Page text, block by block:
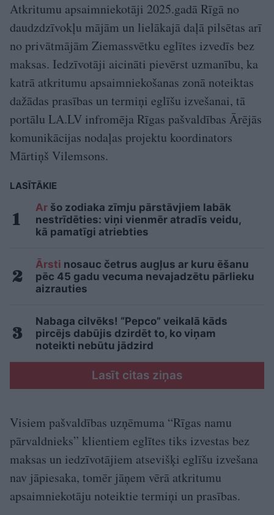
Atkritumu apsaimniekotāji 2025.gadā Rīgā no
daudzdzīvokļu mājām un lielākajā daļā pilsētas arī
no privātmājām Ziemassvētku eglītes izvedīs bez
maksas. Iedzīvotāji aicināti pievērst uzmanību, ka
katrā atkritumu apsaimniekošanas zonā noteiktas
dažādas prasības un termiņi eglīšu izvešanai, tā
portālu LA.LV infromēja Rīgas pašvaldības Ārējās
komunikācijas nodaļas projektu koordinators
Mārtiņš Vilemsons.
LASĪTĀKIE
Ar šo zodiaka zīmju pārstāvjiem labāk
nestrīdēties: viņi vienmēr atradīs veidu,
kā pamatīgi atriebties
Ārsti nosauc četrus augļus ar kuru ēšanu
pēc 45 gadu vecuma nevajadzētu pārlieku
aizrauties
Nabaga cilvēks! “Pepco” veikalā kāds
pircējs dabūjis dzirdēt to, ko viņam
noteikti nebūtu jādzird
Lasīt citas ziņas
Visiem pašvaldības uzņēmuma “Rīgas namu
pārvaldnieks” klientiem eglītes tiks izvestas bez
maksas un iedzīvotājiem atsevišķi eglīšu izvešana
nav jāpiesaka, tomēr jāņem vērā atkritumu
apsaimniekotāju noteiktie termiņi un prasības.